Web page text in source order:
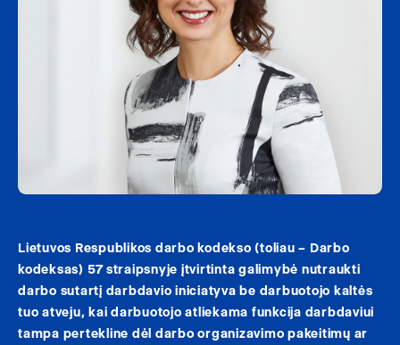
Lietuvos Respublikos darbo kodekso (toliau – Darbo
kodeksas) 57 straipsnyje įtvirtinta galimybė nutraukti
darbo sutartį darbdavio iniciatyva be darbuotojo kaltės
tuo atveju, kai darbuotojo atliekama funkcija darbdaviui
tampa pertekline dėl darbo organizavimo pakeitimų ar